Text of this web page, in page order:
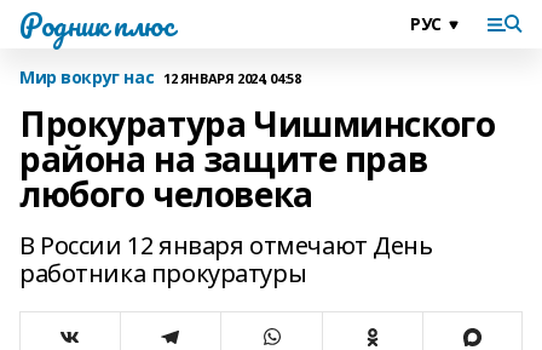
Родник плюс
Мир вокруг нас 12 ЯНВАРЯ 2024, 04:58
Прокуратура Чишминского
района на защите прав
любого человека
В России 12 января отмечают День
работника прокуратуры